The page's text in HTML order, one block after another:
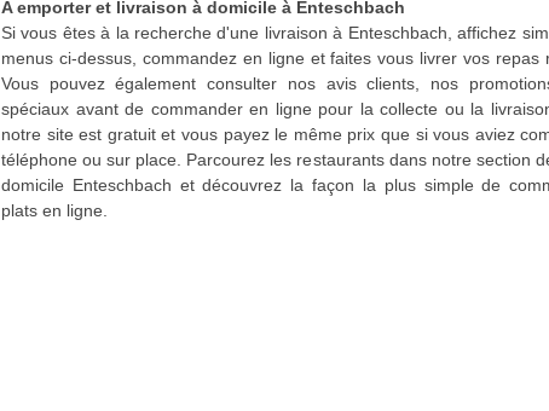
A emporter et livraison à domicile à Enteschbach
Si vous êtes à la recherche d'une livraison à Enteschbach, affichez
menus ci-dessus, commandez en ligne et faites vous livrer vos repas
Vous pouvez également consulter nos avis clients, nos
spéciaux avant de commander en ligne pour la collecte ou la
notre site est gratuit et vous payez le même prix que si vous aviez
téléphone ou sur place. Parcourez les restaurants dans notre section
domicile Enteschbach et découvrez la façon la plus simple de
plats en ligne.